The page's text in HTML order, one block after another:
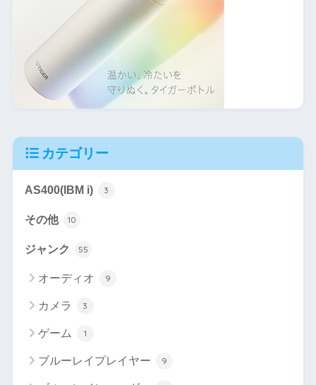
カテゴリー
AS400(IBM i) 3
その他 10
ジャンク 55
オーディオ 9
カメラ 3
ゲーム 1
ブルーレイプレイヤー 9